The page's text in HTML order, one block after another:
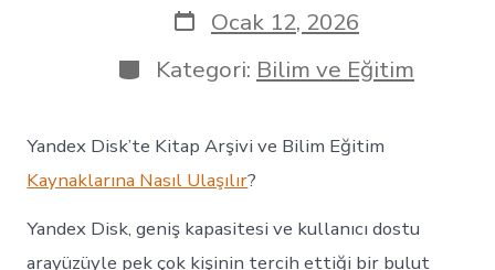
Yazı
tarihi
Ocak 12, 2026
Kategoriler
Kategori: Bilim ve Eğitim
Yandex Disk’te Kitap Arşivi ve Bilim Eğitim
Kaynaklarına Nasıl Ulaşılır?
Yandex Disk, geniş kapasitesi ve kullanıcı dostu
arayüzüyle pek çok kişinin tercih ettiği bir bulut